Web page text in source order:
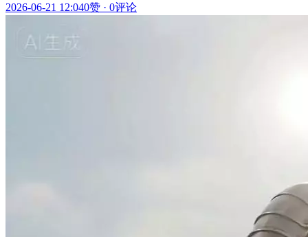
2026-06-21 12:040赞 · 0评论